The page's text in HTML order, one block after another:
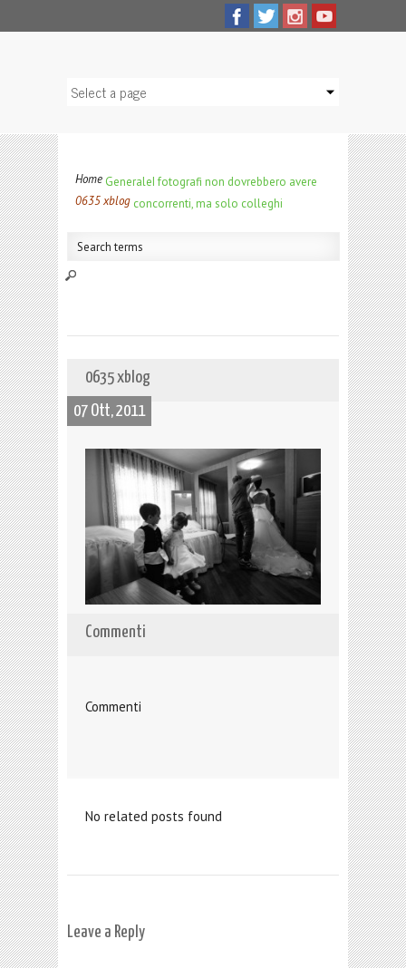
Home GeneraleI fotografi non dovrebbero avere
concorrenti, ma solo colleghi
0635 xblog
0635 xblog
07 Ott, 2011
Commenti
Commenti
No related posts found
Leave a Reply